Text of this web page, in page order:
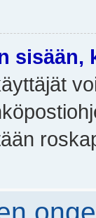
sisään,